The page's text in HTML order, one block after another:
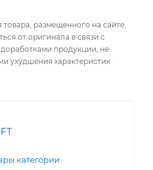
размещенного на сайте,
от оригинала в связи с
продукции, не
ухудшения характеристик
категории